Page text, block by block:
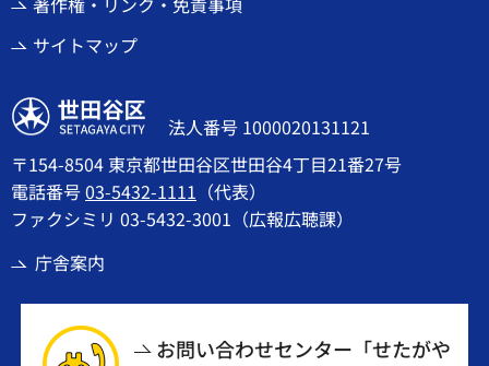
サイトマップ
世田谷区
法人番号 1000020131121
〒154-8504 東京都世田谷区世田谷4丁目21番27号
電話番号03-5432-1111 （代表）
ファクシミリ 03-5432-3001（広報広聴課）
庁舎案内
お問い合わせセンター「せたがや